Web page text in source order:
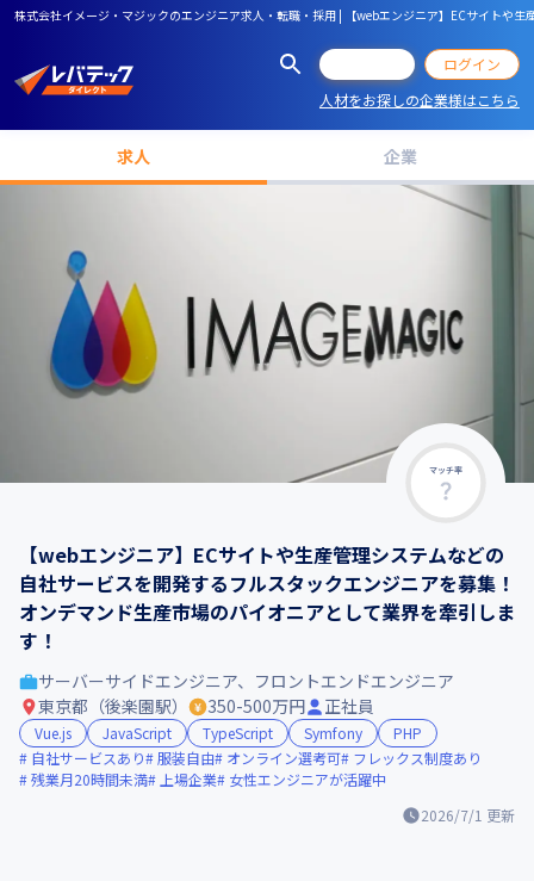
株式会社イメージ・マジックのエンジニア求人・転職・採用 | 【webエンジニア】ECサイトや
ログイン
人材をお探しの企業様はこちら
求人 企業
マッチ率
【webエンジニア】ECサイトや生産管理システムなどの
自社サービスを開発するフルスタックエンジニアを募集！
オンデマンド生産市場のパイオニアとして業界を牽引しま
す！
2026/7/1 更新
サーバーサイドエンジニア、フロントエンドエンジニア
東京都（後楽園駅）
350-500万円 正社員
Vue.js JavaScript TypeScript Symfony
PHP
自社サービスあり
服装自由 オンライン選考可
フレックス制度あり
残業月20時間未満
上場企業 女性エンジニアが活躍中